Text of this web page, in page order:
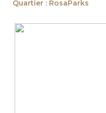
Quartier : RosaParks